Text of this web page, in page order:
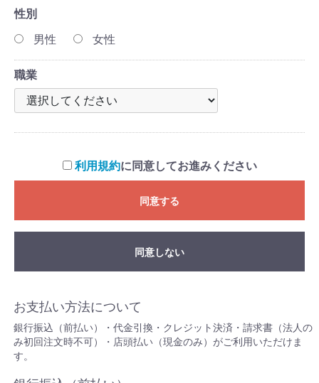
性別
男性
女性
職業
利用規約に同意してお進みください
同意する
同意しない
お支払い方法について
銀行振込（前払い）・代金引換・クレジット決済・請求書（法人の
み初回注文時不可）・店頭払い（現金のみ）がご利用いただけま
す。